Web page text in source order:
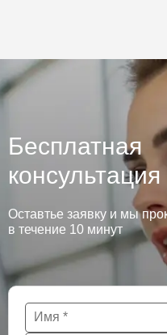
Бесплатная
консультация
Оставтье заявку и мы
в течение 10 минут